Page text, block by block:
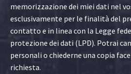
memorizzazione dei miei dati nel
esclusivamente per le finalità del
contatto e in linea con la Legge
protezione dei dati (LPD). Potrai
personali o chiederne una copia
richiesta.